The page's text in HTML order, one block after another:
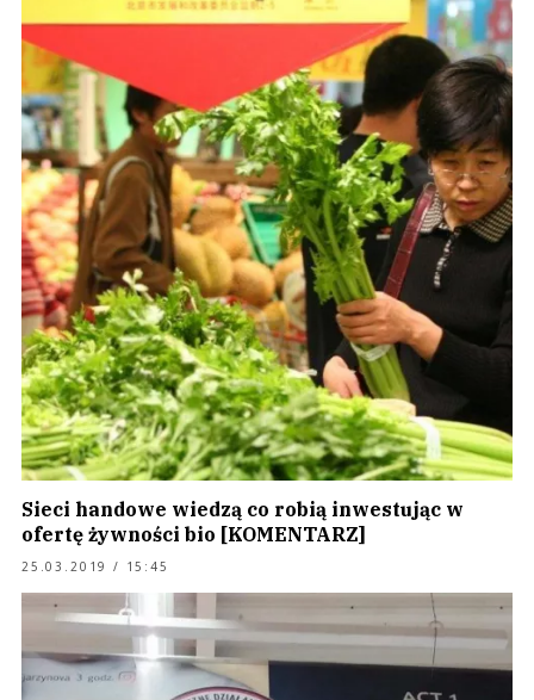
Sieci handowe wiedzą co robią inwestując w
ofertę żywności bio [KOMENTARZ]
25.03.2019 / 15:45